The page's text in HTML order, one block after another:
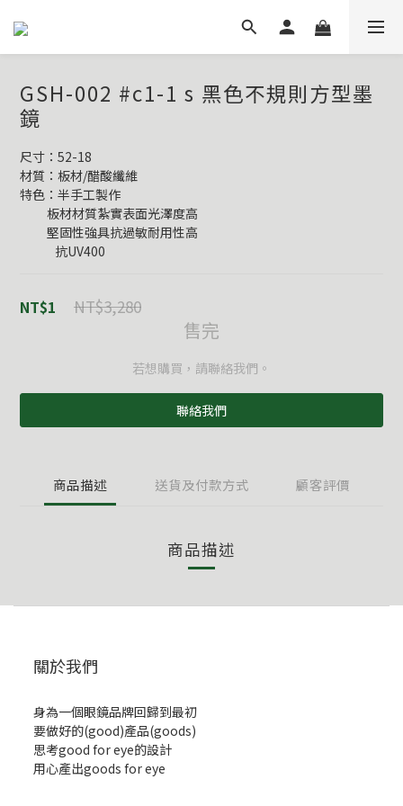
GSH-002 #c1-1 s 黑色不規則方型墨
鏡
尺寸：52-18
材質：板材/醋酸纖維
特色：半手工製作
          板材材質紮實表面光澤度高
          堅固性強具抗過敏耐用性高
             抗UV400
NT$1 NT$3,280
售完
若想購買，請聯絡我們。
聯絡我們
商品描述 送貨及付款方式 顧客評價
商品描述
關於我們
身為一個眼鏡品牌回歸到最初
要做好的(good)產品(goods)
思考good for eye的設計
用心產出goods for eye